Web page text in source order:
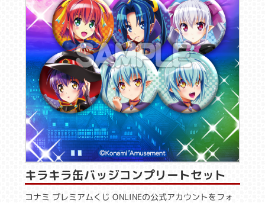
キラキラ缶バッジコンプリートセット
コナミ プレミアムくじ ONLINEの公式アカウントをフォ